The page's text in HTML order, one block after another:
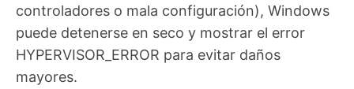
controladores o mala configuración), Windows
puede detenerse en seco y mostrar el error
HYPERVISOR_ERROR para evitar daños
mayores.